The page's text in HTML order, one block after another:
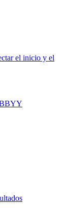
el inicio y el